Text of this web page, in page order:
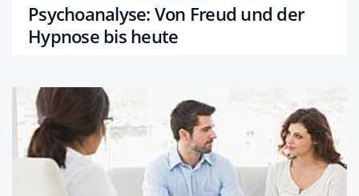
Psychoanalyse: Von Freud und der
Hypnose bis heute